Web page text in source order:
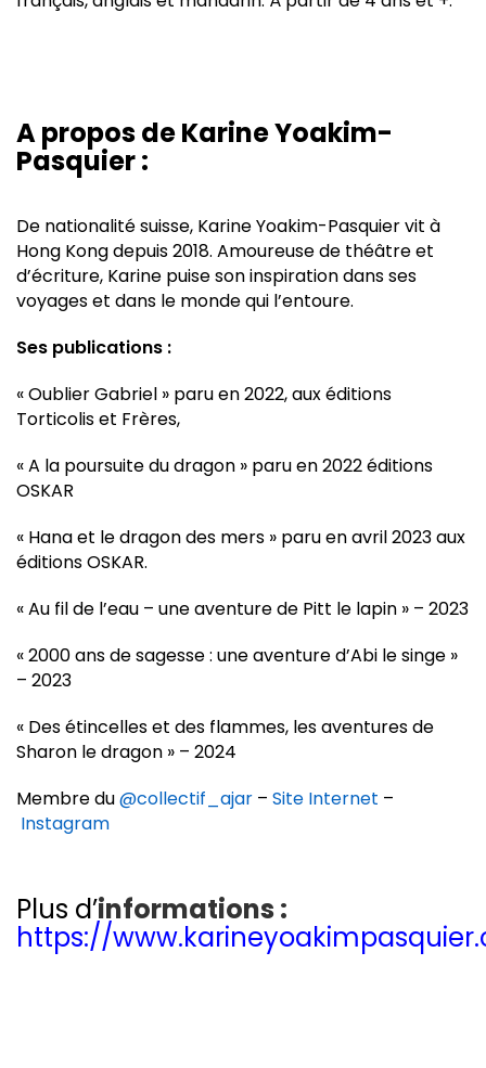
A propos de Karine Yoakim-
Pasquier :
De nationalité suisse, Karine Yoakim-Pasquier vit à
Hong Kong depuis 2018. Amoureuse de théâtre et
d’écriture, Karine puise son inspiration dans ses
voyages et dans le monde qui l’entoure.
Ses publications :
« Oublier Gabriel » paru en 2022, aux éditions
Torticolis et Frères,
« A la poursuite du dragon » paru en 2022 éditions
OSKAR
« Hana et le dragon des mers » paru en avril 2023 aux
éditions OSKAR.
« Au fil de l’eau – une aventure de Pitt le lapin » – 2023
« 2000 ans de sagesse : une aventure d’Abi le singe »
– 2023
« Des étincelles et des flammes, les aventures de
Sharon le dragon » – 2024
Membre du@collectif_ajar – Site Internet –
Instagram
Plus d’informations :
https://